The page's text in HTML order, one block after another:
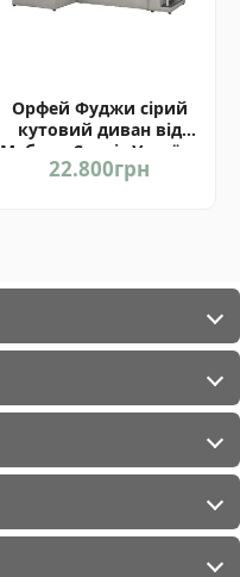
Орфей Фуджи сірий
кутовий диван від
Мебель-Сервіс Україна
22.800грн